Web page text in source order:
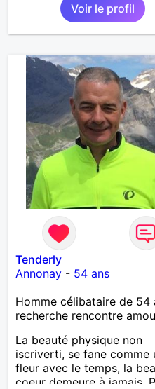
Voir le profil
Tenderly
Annonay- 54 ans
Homme célibataire de 54
recherche rencontre
La beauté physique non
iscriverti, se fane comme
fleur avec le temps, la
coeur demeure à jamais,